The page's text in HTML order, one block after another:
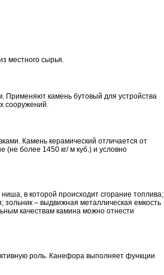
местного сырья.
Применяют камень бутовый для устройства
сооружений.
Камень керамический отличается от
более 1450 кг/ м куб.) и условно
в которой происходит сгорание топлива;
– выдвижная металлическая емкость
качествам камина можно отнести
роль. Канефора выполняет функции